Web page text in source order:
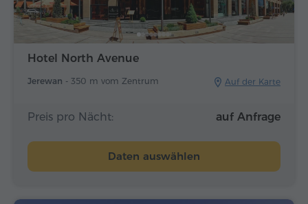
Hotel North Avenue
Jerewan - 350 m vom Zentrum Auf der Karte
Preis pro Nächt: auf Anfrage
Daten auswählen